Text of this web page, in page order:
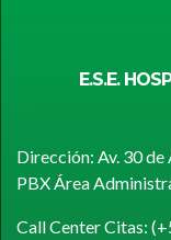
E.S.E.
Dirección: Av. 30
PBX Área
Call Center Citas: